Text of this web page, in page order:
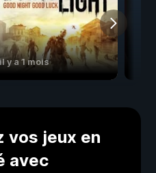
il y a 1 mois
vos jeux en
avec